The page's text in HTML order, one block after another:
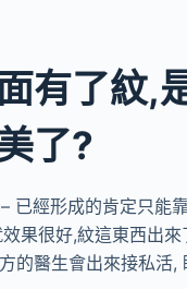
有了紋,
了?
已經形成的肯定只能
果很好,紋這東西出
的醫生會出來接私活,